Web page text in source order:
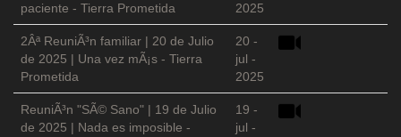
paciente - Tierra Prometida
2025
2Âª ReuniÃ³n familiar | 20 de Julio
de 2025 | Una vez mÃ¡s - Tierra
Prometida
20 -
jul -
2025
ReuniÃ³n "SÃ© Sano" | 19 de Julio
de 2025 | Nada es imposible -
19 -
jul -